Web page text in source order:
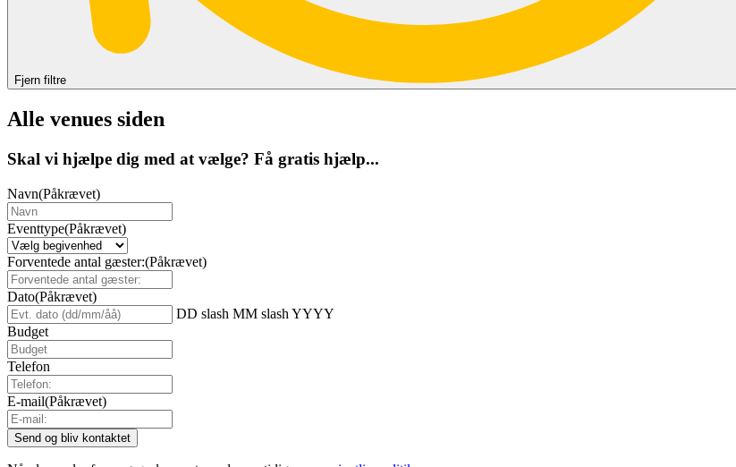
Fjern filtre
Alle venues siden
Skal vi hjælpe dig med at vælge? Få gratis hjælp...
Navn(Påkrævet)
Eventtype(Påkrævet)
Forventede antal gæster:(Påkrævet)
Dato(Påkrævet)
DD slash MM slash YYYY
Budget
Telefon
E-mail(Påkrævet)